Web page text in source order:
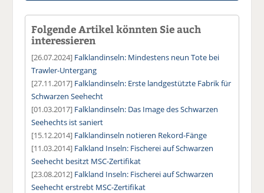
Folgende Artikel könnten Sie auch
interessieren
[26.07.2024] Falklandinseln: Mindestens neun Tote bei
Trawler-Untergang
[27.11.2017] Falklandinseln: Erste landgestützte Fabrik für
Schwarzen Seehecht
[01.03.2017] Falklandinseln: Das Image des Schwarzen
Seehechts ist saniert
[15.12.2014] Falklandinseln notieren Rekord-Fänge
[11.03.2014] Falkland Inseln: Fischerei auf Schwarzen
Seehecht besitzt MSC-Zertifikat
[23.08.2012] Falkland Inseln: Fischerei auf Schwarzen
Seehecht erstrebt MSC-Zertifikat